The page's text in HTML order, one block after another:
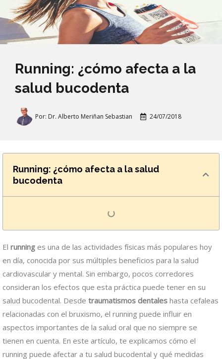
Running: ¿cómo afecta a la
salud bucodenta
Por: Dr. Alberto Meriñan Sebastian 24/07/2018
Running: ¿cómo afecta a la salud
bucodenta
El running es una de las actividades físicas más populares hoy
en día, conocida por sus múltiples beneficios para la salud
cardiovascular y mental. Sin embargo, pocos corredores
consideran los efectos que esta práctica puede tener en su
salud bucodental. Desde traumatismos dentales hasta cefaleas
relacionadas con el bruxismo, el running puede influir en
aspectos importantes de la salud oral que no siempre se
tienen en cuenta. En este artículo, te explicamos cómo el
running puede afectar a tu salud bucodental y qué medidas